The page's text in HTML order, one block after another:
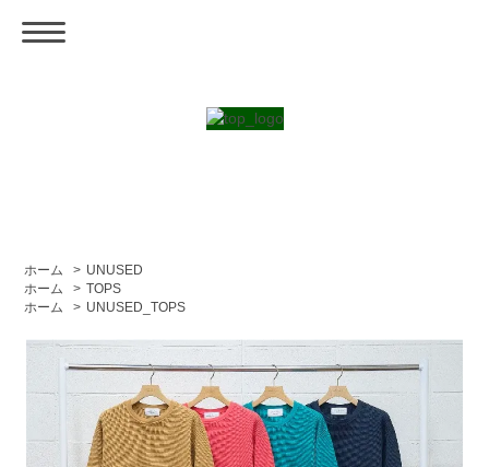
ホーム > UNUSED
ホーム
> TOPS
ホーム
> UNUSED_TOPS